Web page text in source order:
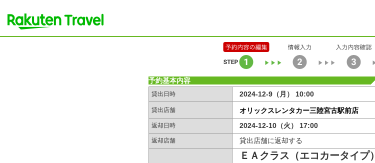
予約基本内容
貸出日時 2024-12-9（月） 10:00
貸出店舗 オリックスレンタカー三陸宮古駅前店
返却日時 2024-12-10（火） 17:00
返却店舗 貸出店舗に返却する
ＥＡクラス（エコカータイプ）